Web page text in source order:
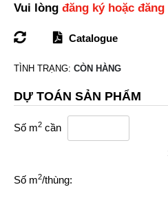
Vui lòng đăng ký hoặc đăng
Catalogue
TÌNH TRẠNG: CÒN HÀNG
DỰ TOÁN SẢN PHẨM
Số m2 cần
Số m2/thùng: